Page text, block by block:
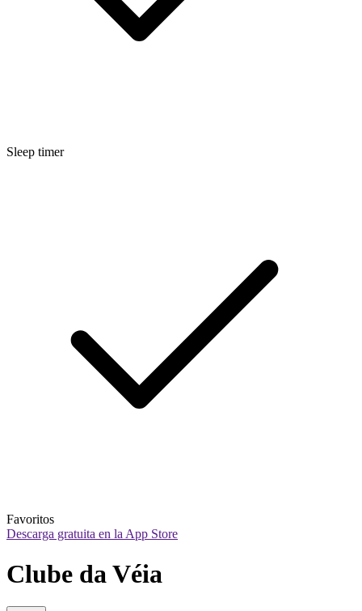
Sleep timer
Favoritos
Descarga gratuita en la App Store
Clube da Véia